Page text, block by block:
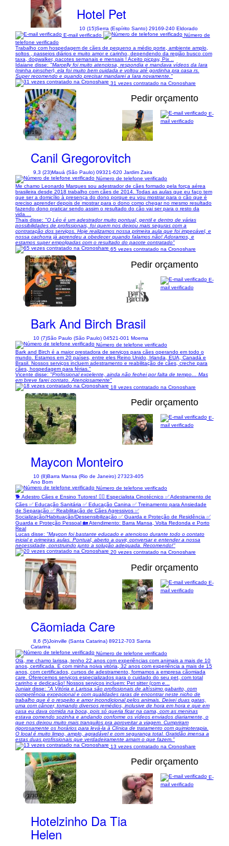
Hotel Pet
10 (15)Serra (Espírito Santo) 29169-240 Eldorado
E-mail verificado
Número de
telefone verificado
Trabalho com hospedagem de cães de pequeno a médio porte, ambiente amplo,
soltos , passeios diários e muito amor e carinho, dependendo da região busco com
taxa, dogwalker, pacotes semanais e mensais ! Aceito picpay, Pix ..
Idaiane disse: "Marcelly foi muito atenciosa, respondia e mandava vídeos da Iara
(minha pinscher), ela foi muito bem cuidada e voltou até gordinha pra casa rs.
Super recomendo e quando precisar mandarei a Iara novamente."
31 vezes contratado na Cronoshare
1/19
Pedir orçamento
Canil Gregorovitch
9,3 (23)Mauá (São Paulo) 09321-620 Jardim Zaira
E-
mail verificado
Número de telefone verificado
Me chamo Leonardo Marques sou adestrador de cães formado pela força aérea
brasileira desde 2018 trabalho com cães de 2014. Todas as aulas que eu faço tem
que ser a domicílio à presença do dono porque eu vou mostrar para o cão que é
preciso aprender depois de mostrar para o dono como chegar no mesmo resultado
fazendo dono praticar sendo assim o resultado do cão vai ser para o resto da
vida....
Thais disse: "O Léo é um adestrador muito pontual, gentil e dentro de várias
possibilidades de profissionais, foi quem nos deixou mais seguras com a
contratação dos serviços. Hoje realizamos nossa primeira aula que foi impecável, e
nossa cachorra já aprendeu a obedecer quando falamos não! Adoramos, e
estamos super empolgadas com o resultado do pacote contratado"
65 vezes contratado na Cronoshare
1/4
Pedir orçamento
Bark And Birch Brasil
10 (7)São Paulo (São Paulo) 04521-001 Moema
E-
mail verificado
Número de telefone verificado
Bark and Birch é a maior prestadora de serviços para cães operando em todo o
mundo. Estamos em 20 países, entre eles Reino Unido, Irlanda, EUA, Canadá e
Brasil. Nossos serviços incluem adestramento e reabilitação de cães, creche para
cães, hospedagem para férias."
Vicente disse: "Profissional excelente, ainda não fechei por falta de tempo… Mas
em breve farei contato. Atenciosamente"
18 vezes contratado na Cronoshare
1/27
Pedir orçamento
Maycon Monteiro
10 (8)Barra Mansa (Rio de Janeiro) 27323-405
Ano Bom
E-
mail verificado
Número de telefone verificado
🐕 Adestro Cães e Ensino Tutores! 🐕‍🦺 Especialista Cinotécnico ✅️ Adestramento de
Cães ✅️ Educação Sanitária ✅️ Educação Canina ✅️ Treinamento para Ansiedade
de Separação ✅️ Reabilitação de Cães Agressivos ✅️
Socialização/Habituação/Dessensibilização ✅️ Guarda e Proteção de Residência ✅️
Guarda e Proteção Pessoal 🏡 Atendimento: Barra Mansa, Volta Redonda e Porto
Real
Lucas disse: "Maycon foi bastante educado e atencioso durante todo o contato
inicial e primeiras aulas. Pontual, aberto a ouvir, conversar e entender a nossa
necessidade, construindo junto a solução adequada. Recomendo!"
20 vezes contratado na Cronoshare
1/6
Pedir orçamento
Cãomiada Care
8,6 (5)Joinville (Santa Catarina) 89212-703 Santa
Catarina
E-
mail verificado
Número de telefone verificado
Olá, me chamo larissa, tenho 22 anos com experiências com animais a mais de 10
anos, certificada. E com minha noiva vitória, 32 anos com experiência a mais de 15
anos, com certificados, cursos de adestramento, formamos a empresa cãomiada
care. Oferecemos serviços especializados para o cuidado do seu pet, com total
carinho e dedicação! Nossos serviços incluem: Pet sitter (com e...
Juniair disse: "A Vitória e Larissa são profissionais de altíssimo gabarito, com
competência excepcional e com qualidades raras de encontrar neste nicho de
trabalho que é o respeito e amor incondicional pelos animais. Deixei duas gatas,
uma com câncer, tomando diversos remédios, inclusive de hora em hora e que em
casa eu dava comida na boca, pois só queria ficar na cama, com as meninas
estava comendo sozinha e andando conforme os vídeos enviados diariamente, o
que nos deixou muito mais tranquilos pra aproveitar a viagem. Cumpriram
rigorosamente os horários para levá-la à Clínica de tratamento com quimioterapia.
O local é muito limpo, amplo, agradável e com segurança total. Gratidão imensa a
estas duas profissionais que verdadeiramente amam o que fazem."
13 vezes contratado na Cronoshare
1/30
Pedir orçamento
Hotelzinho Da Tia
Helen
E-
mail verificado